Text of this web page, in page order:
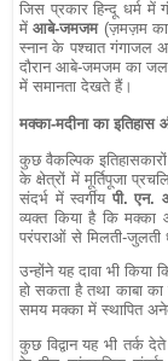
जिस प्रकार हिन्दू धर्म में
मेंआबे-जमजम(ज़मज़म का
स्नान के पश्चात गंगाजल
दौरान आबे-जमजम का
में समानता देखते हैं।
मक्का-मदीना का
कुछ वैकल्पिक
के क्षेत्रों में मूर्तिपूजा
संदर्भ में स्वर्गीय पी. एन.
व्यक्त किया है कि
परंपराओं से मिलती-जुलती
उन्होंने यह दावा भी किया
हो सकता है तथा काबा
समय मक्का में स्थापित
कुछ विद्वान यह भी तर्क